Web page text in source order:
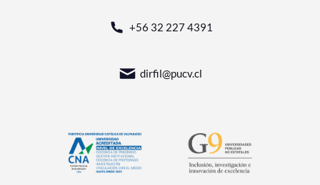
+56 32 227 4391
dirfil@pucv.cl